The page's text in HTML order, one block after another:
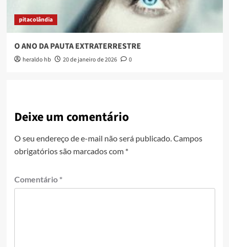
pitacolândia
O ANO DA PAUTA EXTRATERRESTRE
heraldo hb 20 de janeiro de 2026 0
Deixe um comentário
O seu endereço de e-mail não será publicado.Campos
obrigatórios são marcados com *
Comentário *